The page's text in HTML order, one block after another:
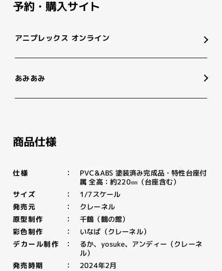
予約・購入サイト
アニプレックス オンライン
あみあみ
商品仕様
仕様 PVC&ABS 塗装済み完成品・特性台座付
属 全高：約220㎜（台座含む）
サイズ 1/7スケール
発売元 クレーネル
原型制作 千鶴（鶴の館）
彩色制作 いなば（クレーネル）
デカール制作 るか、yosuke、アンディー（クレーネ
ル）
発売時期 2024年2月